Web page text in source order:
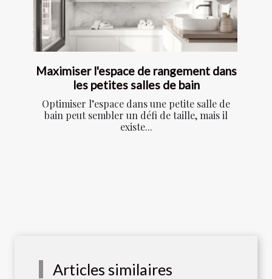
Maximiser l'espace de rangement dans
les petites salles de bain
Optimiser l’espace dans une petite salle de
bain peut sembler un défi de taille, mais il
existe...
Articles similaires